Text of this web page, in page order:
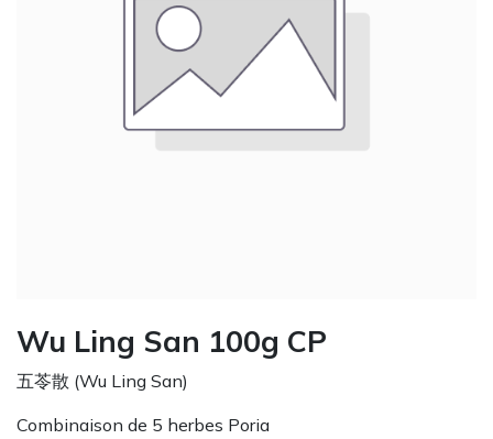
Wu Ling San 100g CP
五苓散 (Wu Ling San)
Combinaison de 5 herbes Poria